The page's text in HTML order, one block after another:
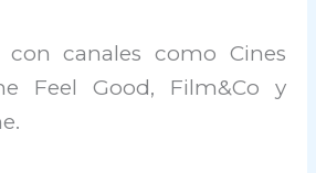
con canales como Cines
Feel Good, Film&Co y